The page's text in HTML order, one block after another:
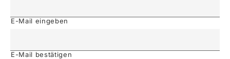
E-Mail eingeben
E-Mail bestätigen